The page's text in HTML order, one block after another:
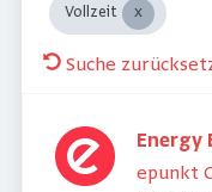
Vollzeit
Suche
Energy
epunkt